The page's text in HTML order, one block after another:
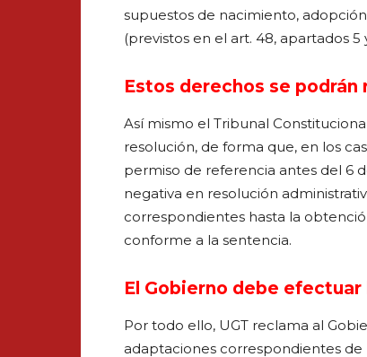
supuestos de nacimiento,
(previstos en el art. 48, apartados 5
Estos derechos se
Así mismo el Tribunal
resolución, de forma que, en los
permiso de referencia antes del 6
negativa en resolución
correspondientes hasta la
conforme a la sentencia.
El Gobierno debe
Por todo ello, UGT reclama al
adaptaciones correspondientes